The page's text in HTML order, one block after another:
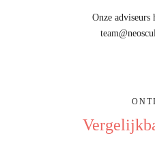
Onze adviseurs